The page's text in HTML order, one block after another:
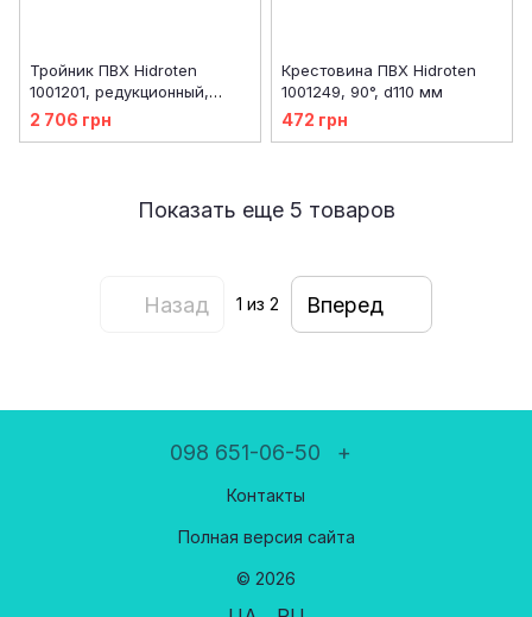
Тройник ПВХ Hidroten
1001201, редукционный,
d90x63 мм
2 706 грн
Крестовина ПВХ Hidroten
1001249, 90°, d110 мм
472 грн
Показать еще 5 товаров
Назад 1 из 2 Вперед
098 651-06-50 +
Контакты
Полная версия сайта
© 2026